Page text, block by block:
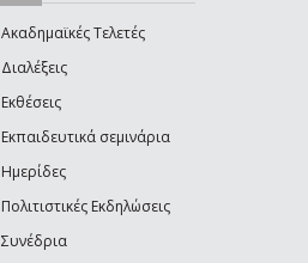
Ακαδημαϊκές Τελετές
Διαλέξεις
Εκθέσεις
Εκπαιδευτικά σεμινάρια
Ημερίδες
Πολιτιστικές Εκδηλώσεις
Συνέδρια